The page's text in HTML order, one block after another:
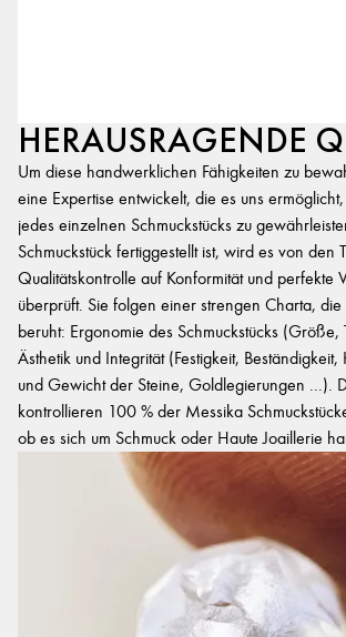
HERAUSRAGENDE
Um diese handwerklichen Fähigkeiten zu
eine Expertise entwickelt, die es uns
jedes einzelnen Schmuckstücks zu
Schmuckstück fertiggestellt ist, wird es von den
Qualitätskontrolle auf Konformität und perfekte
überprüft. Sie folgen einer strengen Charta,
beruht: Ergonomie des Schmuckstücks (Größe,
Ästhetik und Integrität (Festigkeit,
und Gewicht der Steine, Goldlegierungen ...).
kontrollieren 100 % der Messika
ob es sich um Schmuck oder Haute Joaillerie